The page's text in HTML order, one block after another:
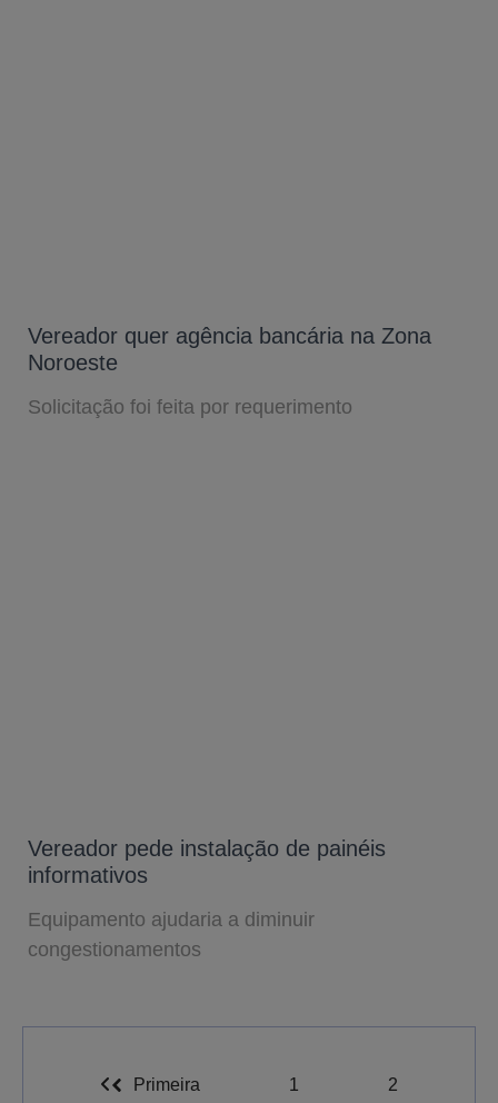
Vereador quer agência bancária na Zona
Noroeste
Solicitação foi feita por requerimento
Vereador pede instalação de painéis
informativos
Equipamento ajudaria a diminuir
congestionamentos
Primeira 1 2